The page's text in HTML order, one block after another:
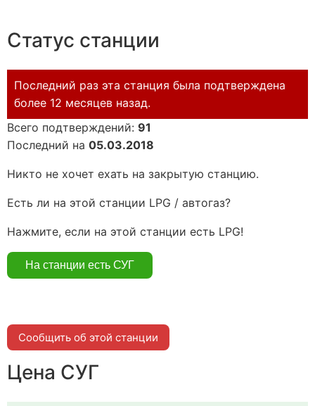
Статус станции
Последний раз эта станция была подтверждена
более 12 месяцев назад.
Всего подтверждений: 91
Последний на 05.03.2018
Никто не хочет ехать на закрытую станцию.
Есть ли на этой станции LPG / автогаз?
Нажмите, если на этой станции есть LPG!
Сообщить об этой станции
Цена СУГ